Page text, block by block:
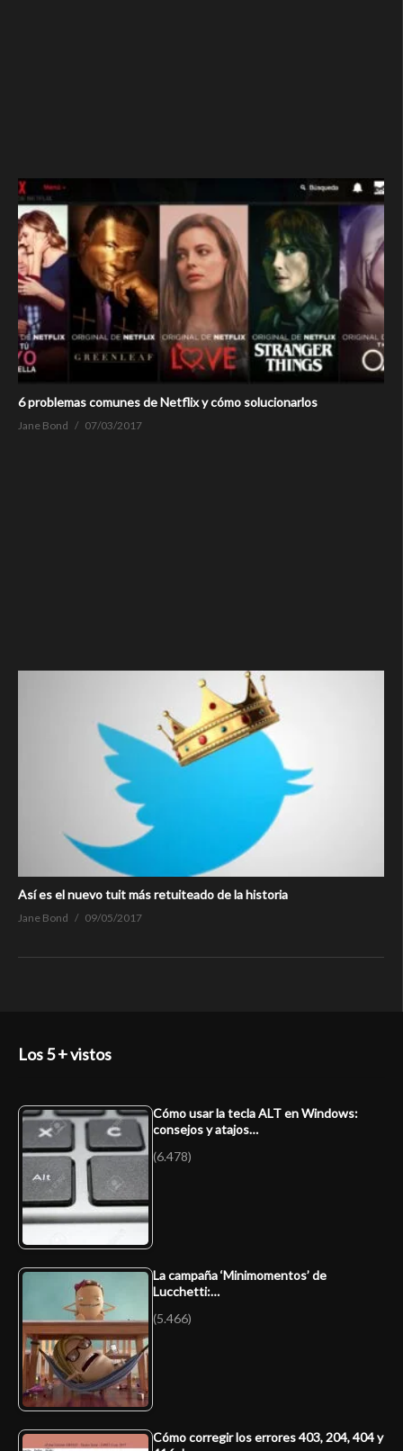
6 problemas comunes de Netflix y cómo solucionarlos
Jane Bond 07/03/2017
Así es el nuevo tuit más retuiteado de la historia
Jane Bond 09/05/2017
Los 5 + vistos
Cómo usar la tecla ALT en Windows:
consejos y atajos…
(6.478)
La campaña ‘Minimomentos’ de
Lucchetti:…
(5.466)
Cómo corregir los errores 403, 204, 404 y